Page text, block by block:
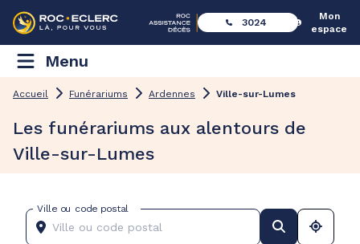
3024
Mon
espace
Menu
Accueil Funérariums Ardennes Ville-sur-Lumes
Les funérariums aux alentours de
Ville-sur-Lumes
Ville ou code postal